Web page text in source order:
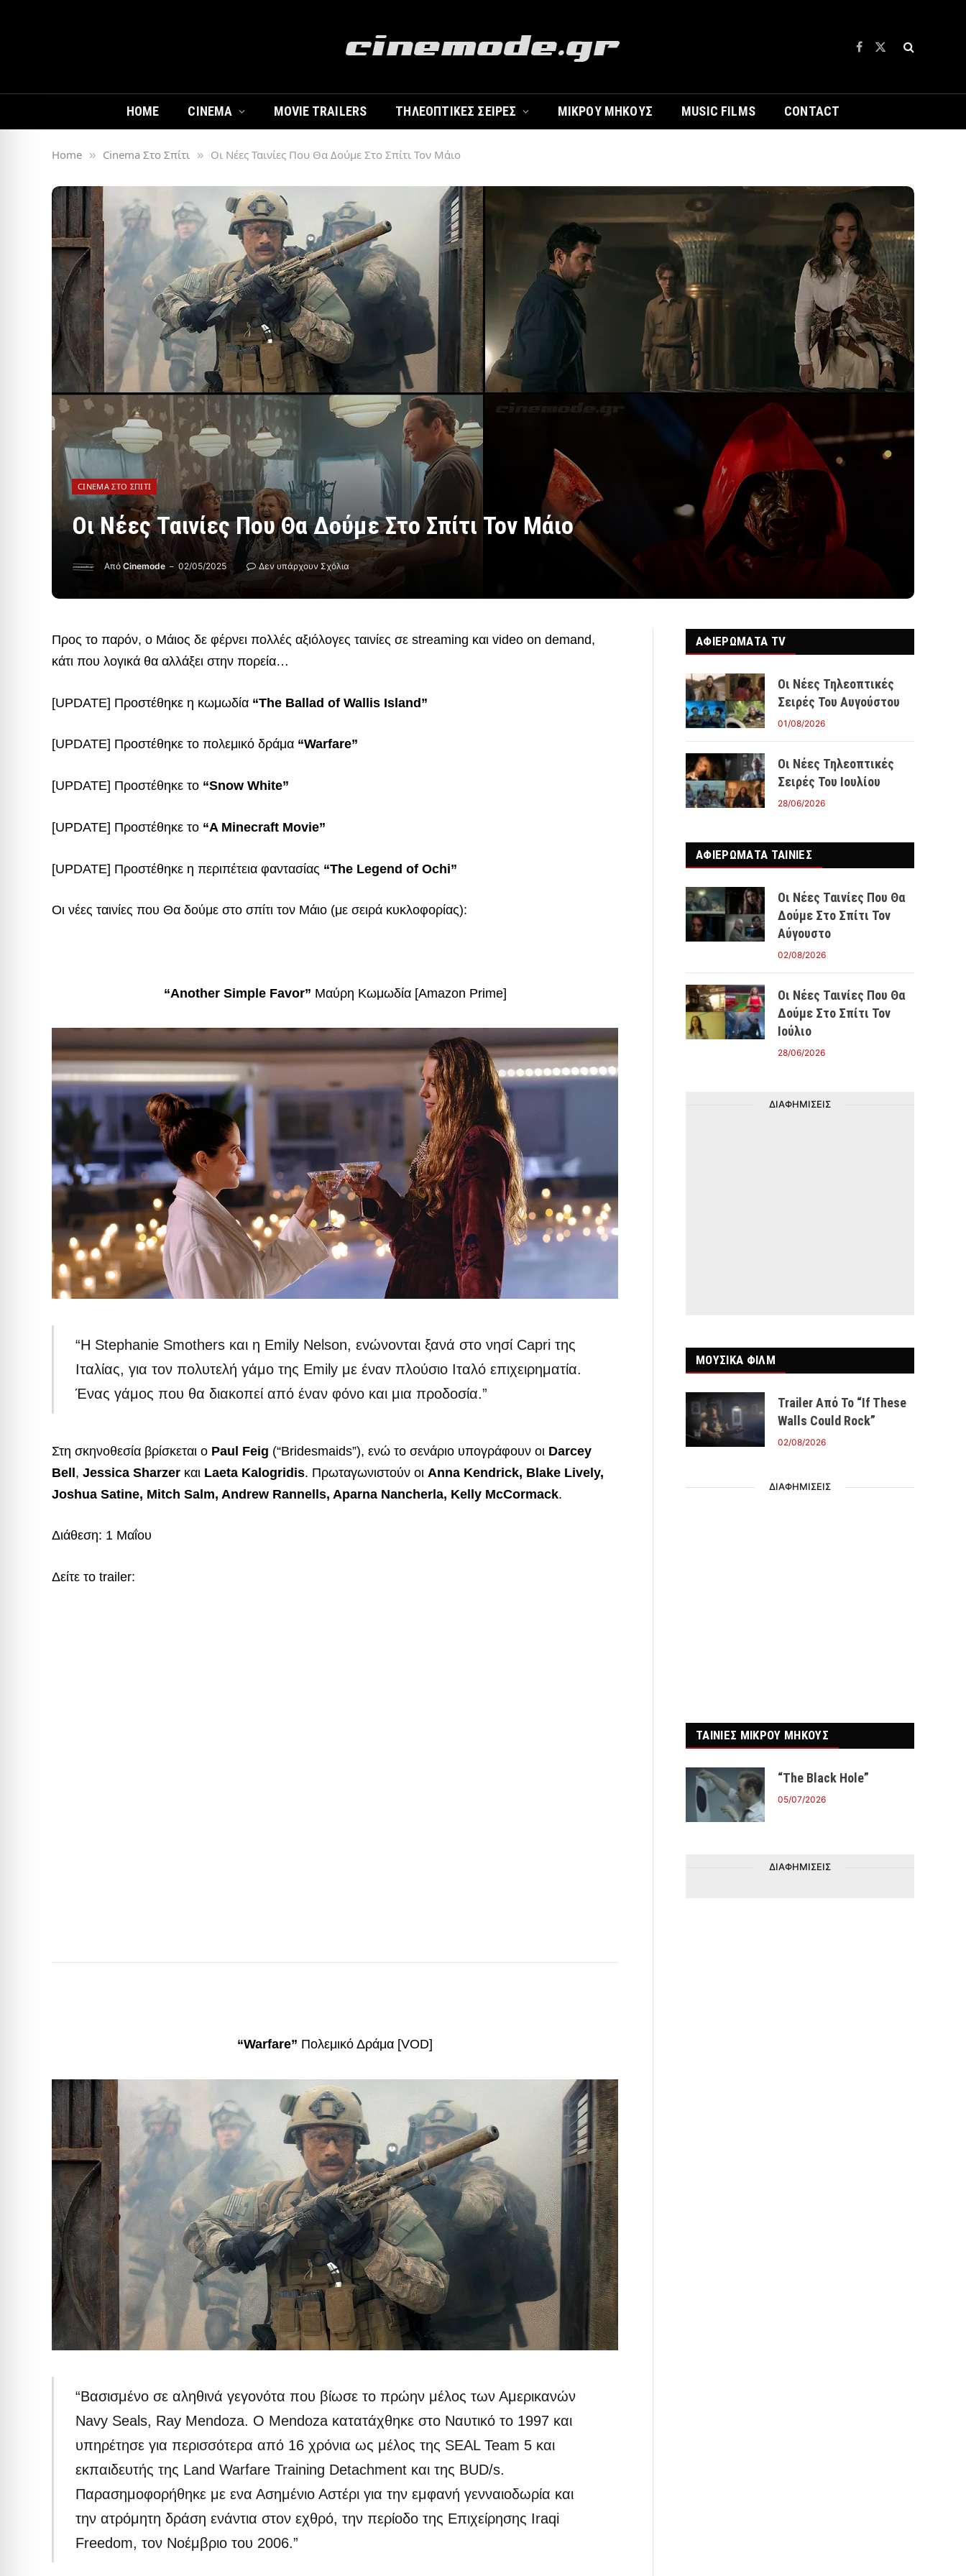
Facebook
X
HOME CINEMA MOVIE TRAILERS ΤΗΛΕΟΠΤΙΚΈΣ ΣΕΙΡΈΣ ΜΙΚΡΟΎ ΜΉΚΟΥΣ MUSIC FILMS CONTACT
Home » Cinema Στο Σπίτι » Οι Νέες Ταινίες Που Θα Δούμε Στο Σπίτι Τον Μάιο
CINEMA ΣΤΟ ΣΠΊΤΙ
Οι Νέες Ταινίες Που Θα Δούμε Στο Σπίτι Τον Μάιο
Από Cinemode 02/05/2025 Δεν υπάρχουν Σχόλια
Προς το παρόν, ο Μάιος δε φέρνει πολλές αξιόλογες ταινίες σε streaming και video on demand,
κάτι που λογικά θα αλλάξει στην πορεία…
[UPDATE] Προστέθηκε η κωμωδία “The Ballad of Wallis Island”
[UPDATE] Προστέθηκε το πολεμικό δράμα “Warfare”
[UPDATE] Προστέθηκε το “Snow White”
[UPDATE] Προστέθηκε το “A Minecraft Movie”
[UPDATE] Προστέθηκε η περιπέτεια φαντασίας “The Legend of Ochi”
Οι νέες ταινίες που Θα δούμε στο σπίτι τον Μάιο (με σειρά κυκλοφορίας):
“Another Simple Favor” Μαύρη Κωμωδία [Amazon Prime]
“Η Stephanie Smothers και η Emily Nelson, ενώνονται ξανά στο νησί Capri της
Ιταλίας, για τον πολυτελή γάμο της Emily με έναν πλούσιο Ιταλό επιχειρηματία.
Ένας γάμος που θα διακοπεί από έναν φόνο και μια προδοσία.”
Στη σκηνοθεσία βρίσκεται ο Paul Feig (“Bridesmaids”), ενώ το σενάριο υπογράφουν οι Darcey
Bell, Jessica Sharzer και Laeta Kalogridis. Πρωταγωνιστούν οι Anna Kendrick, Blake Lively,
Joshua Satine, Mitch Salm, Andrew Rannells, Aparna Nancherla, Kelly McCormack.
Διάθεση: 1 Μαΐου
Δείτε το trailer:
“Warfare” Πολεμικό Δράμα [VOD]
“Βασισμένο σε αληθινά γεγονότα που βίωσε το πρώην μέλος των Αμερικανών
Navy Seals, Ray Mendoza. Ο Mendoza κατατάχθηκε στο Ναυτικό το 1997 και
υπηρέτησε για περισσότερα από 16 χρόνια ως μέλος της SEAL Team 5 και
εκπαιδευτής της Land Warfare Training Detachment και της BUD/s.
Παρασημοφορήθηκε με ενα Ασημένιο Αστέρι για την εμφανή γενναιοδωρία και
την ατρόμητη δράση ενάντια στον εχθρό, την περίοδο της Επιχείρησης Iraqi
Freedom, τον Νοέμβριο του 2006.”
ΑΦΙΕΡΩΜΑΤΑ TV
Οι Νέες Τηλεοπτικές
Σειρές Του Αυγούστου
01/08/2026
Οι Νέες Τηλεοπτικές
Σειρές Του Ιουλίου
28/06/2026
ΑΦΙΕΡΩΜΑΤΑ ΤΑΙΝΊΕΣ
Οι Νέες Ταινίες Που Θα
Δούμε Στο Σπίτι Τον
Αύγουστο
02/08/2026
Οι Νέες Ταινίες Που Θα
Δούμε Στο Σπίτι Τον
Ιούλιο
28/06/2026
ΔΙΑΦΗΜΙΣΕΙΣ
ΜΟΥΣΙΚΑ ΦΙΛΜ
Trailer Από Το “If These
Walls Could Rock”
02/08/2026
ΔΙΑΦΗΜΙΣΕΙΣ
ΤΑΙΝΙΕΣ ΜΙΚΡΟΥ ΜΗΚΟΥΣ
“The Black Hole”
05/07/2026
ΔΙΑΦΗΜΙΣΕΙΣ